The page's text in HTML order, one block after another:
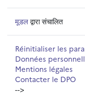
मूडलद्वारा संचालित
Réinitialiser les
Données
Mentions légales
Contacter le DPO
-->